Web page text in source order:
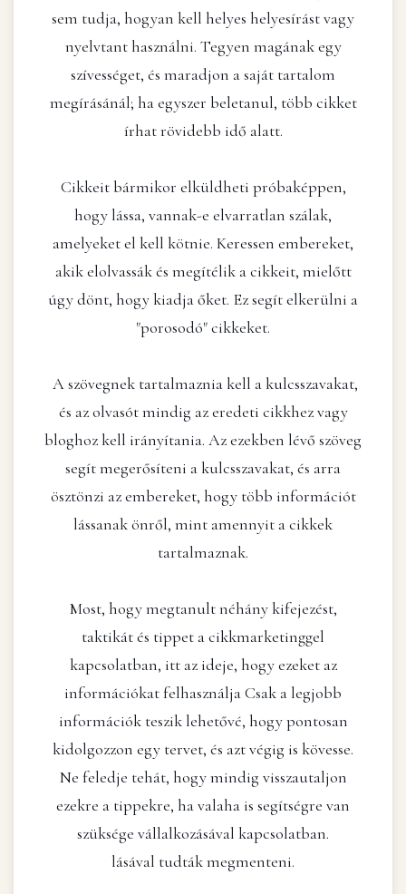
sem tudja, hogyan kell helyes helyesírást vagy
nyelvtant használni. Tegyen magának egy
szívességet, és maradjon a saját tartalom
megírásánál; ha egyszer beletanul, több cikket
írhat rövidebb idő alatt.
Cikkeit bármikor elküldheti próbaképpen,
hogy lássa, vannak-e elvarratlan szálak,
amelyeket el kell kötnie. Keressen embereket,
akik elolvassák és megítélik a cikkeit, mielőtt
úgy dönt, hogy kiadja őket. Ez segít elkerülni a
"porosodó" cikkeket.
A szövegnek tartalmaznia kell a kulcsszavakat,
és az olvasót mindig az eredeti cikkhez vagy
bloghoz kell irányítania. Az ezekben lévő szöveg
segít megerősíteni a kulcsszavakat, és arra
ösztönzi az embereket, hogy több információt
lássanak önről, mint amennyit a cikkek
tartalmaznak.
Most, hogy megtanult néhány kifejezést,
taktikát és tippet a cikkmarketinggel
kapcsolatban, itt az ideje, hogy ezeket az
információkat felhasználja Csak a legjobb
információk teszik lehetővé, hogy pontosan
kidolgozzon egy tervet, és azt végig is kövesse.
Ne feledje tehát, hogy mindig visszautaljon
ezekre a tippekre, ha valaha is segítségre van
szüksége vállalkozásával kapcsolatban.
lásával tudták megmenteni.